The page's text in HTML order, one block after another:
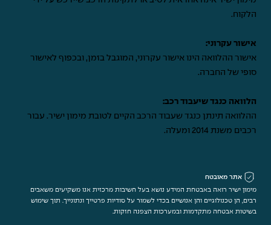
הלקוח.
אישור עקרוני:
אישור ההלוואה הינו אישור עקרוני, המוגבל בזמן, ובכפוף לאישור
סופי של החברה.
הלוואה כנגד שיעבוד רכב:
ההלוואה תינתן כנגד שעבוד הרכב הקיים לטובת מימון ישיר. עבור
רכבים משנת 2014 ומעלה.
אתר מאובטח
מימון ישיר רואה באבטחת המידע נושא בעל חשיבות מרכזית אנו משקיעים משאבים
רבים, הן טכנולוגיים והן אנושיים בכדי לשמור על סודיות פרטייך ונתונייך. תוך שימוש
בשיטות אבטחה מתקדמות ובמערכות הצפנה חזקות.